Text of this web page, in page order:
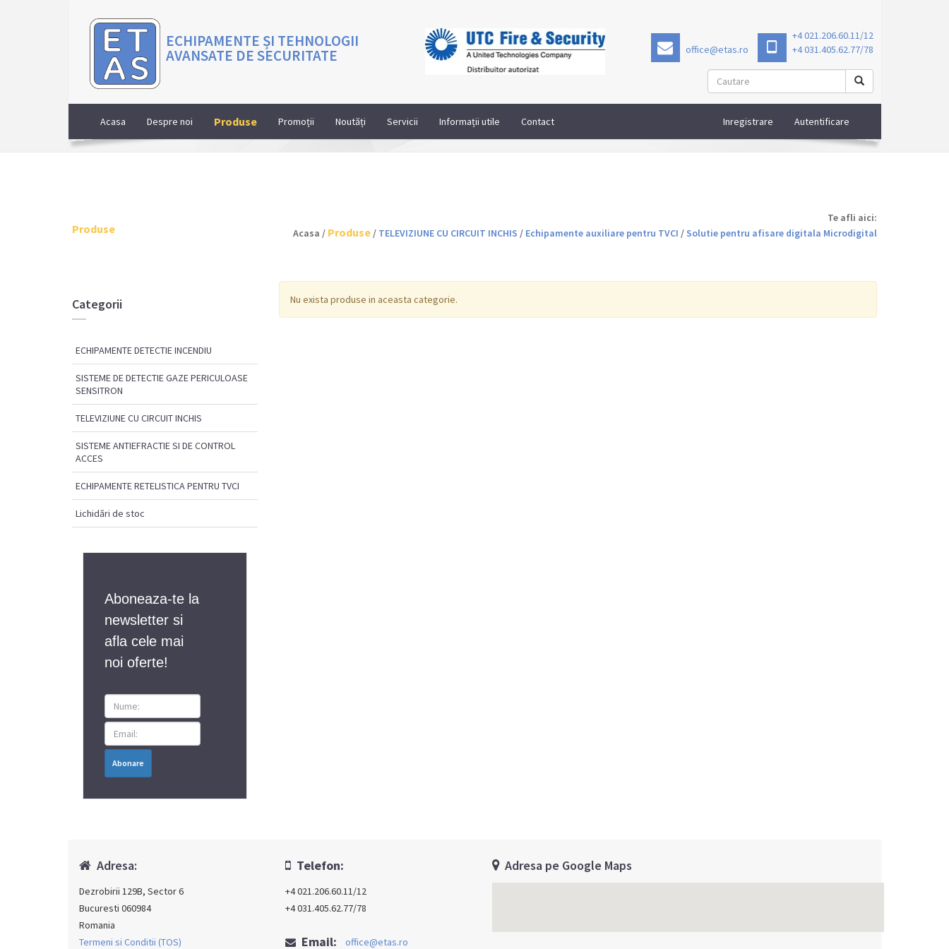
ECHIPAMENTE ȘI TEHNOLOGII
AVANSATE DE SECURITATE office@etas.ro
+4 021.206.60.11/12
+4 031.405.62.77/78
Acasa Despre noi Produse Promoții Noutăți Servicii Informații utile Contact Inregistrare Autentificare
Produse
Te afli aici:
Acasa / Produse / TELEVIZIUNE CU CIRCUIT INCHIS / Echipamente auxiliare pentru TVCI /Solutie pentru afisare digitala Microdigital
Categorii
ECHIPAMENTE DETECTIE INCENDIU
SISTEME DE DETECTIE GAZE PERICULOASE
SENSITRON
TELEVIZIUNE CU CIRCUIT INCHIS
SISTEME ANTIEFRACTIE SI DE CONTROL
ACCES
ECHIPAMENTE RETELISTICA PENTRU TVCI
Lichidări de stoc
Aboneaza-te la
newsletter si
afla cele mai
noi oferte!
Abonare
Nu exista produse in aceasta categorie.
Adresa:
Dezrobirii 129B, Sector 6
Bucuresti 060984
Romania
Termeni si Conditii (TOS)
Telefon:
+4 021.206.60.11/12
+4 031.405.62.77/78
Email: office@etas.ro
Adresa pe Google Maps